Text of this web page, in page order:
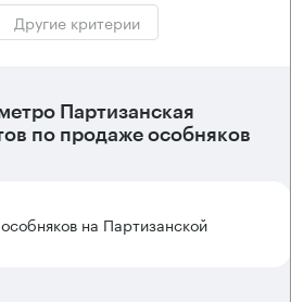
Другие критерии
Партизанская
по продаже особняков
на Партизанской